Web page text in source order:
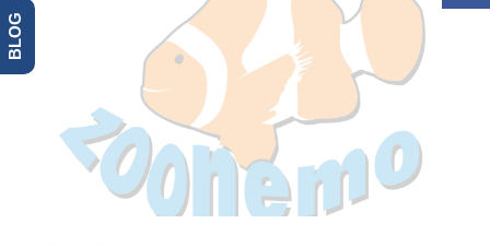
BLOG